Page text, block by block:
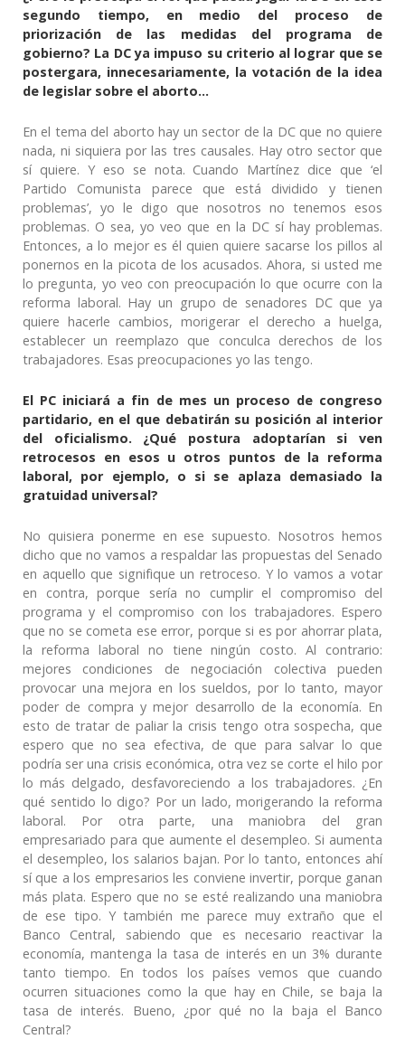
segundo tiempo, en medio del proceso de
priorización de las medidas del programa de
gobierno? La DC ya impuso su criterio al lograr que se
postergara, innecesariamente, la votación de la idea
de legislar sobre el aborto…
En el tema del aborto hay un sector de la DC que no quiere
nada, ni siquiera por las tres causales. Hay otro sector que
sí quiere. Y eso se nota. Cuando Martínez dice que ‘el
Partido Comunista parece que está dividido y tienen
problemas’, yo le digo que nosotros no tenemos esos
problemas. O sea, yo veo que en la DC sí hay problemas.
Entonces, a lo mejor es él quien quiere sacarse los pillos al
ponernos en la picota de los acusados. Ahora, si usted me
lo pregunta, yo veo con preocupación lo que ocurre con la
reforma laboral. Hay un grupo de senadores DC que ya
quiere hacerle cambios, morigerar el derecho a huelga,
establecer un reemplazo que conculca derechos de los
trabajadores. Esas preocupaciones yo las tengo.
El PC iniciará a fin de mes un proceso de congreso
partidario, en el que debatirán su posición al interior
del oficialismo. ¿Qué postura adoptarían si ven
retrocesos en esos u otros puntos de la reforma
laboral, por ejemplo, o si se aplaza demasiado la
gratuidad universal?
No quisiera ponerme en ese supuesto. Nosotros hemos
dicho que no vamos a respaldar las propuestas del Senado
en aquello que signifique un retroceso. Y lo vamos a votar
en contra, porque sería no cumplir el compromiso del
programa y el compromiso con los trabajadores. Espero
que no se cometa ese error, porque si es por ahorrar plata,
la reforma laboral no tiene ningún costo. Al contrario:
mejores condiciones de negociación colectiva pueden
provocar una mejora en los sueldos, por lo tanto, mayor
poder de compra y mejor desarrollo de la economía. En
esto de tratar de paliar la crisis tengo otra sospecha, que
espero que no sea efectiva, de que para salvar lo que
podría ser una crisis económica, otra vez se corte el hilo por
lo más delgado, desfavoreciendo a los trabajadores. ¿En
qué sentido lo digo? Por un lado, morigerando la reforma
laboral. Por otra parte, una maniobra del gran
empresariado para que aumente el desempleo. Si aumenta
el desempleo, los salarios bajan. Por lo tanto, entonces ahí
sí que a los empresarios les conviene invertir, porque ganan
más plata. Espero que no se esté realizando una maniobra
de ese tipo. Y también me parece muy extraño que el
Banco Central, sabiendo que es necesario reactivar la
economía, mantenga la tasa de interés en un 3% durante
tanto tiempo. En todos los países vemos que cuando
ocurren situaciones como la que hay en Chile, se baja la
tasa de interés. Bueno, ¿por qué no la baja el Banco
Central?